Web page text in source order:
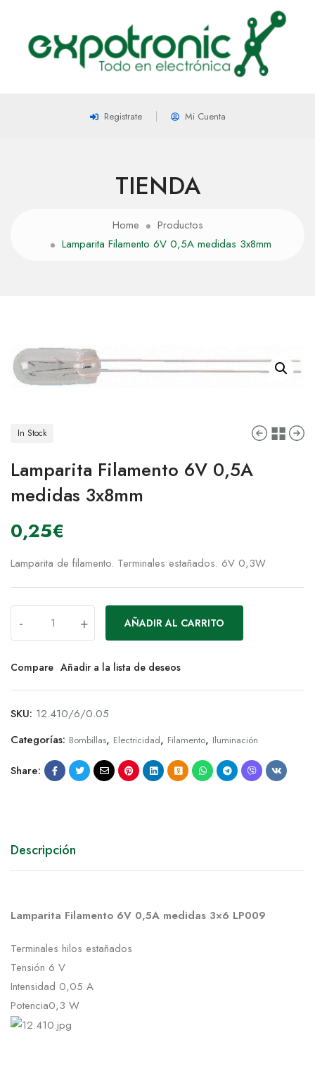
Registrate Mi Cuenta
TIENDA
Home
Productos
Lamparita Filamento 6V 0,5A medidas 3x8mm
In Stock
Lamparita Filamento 6V 0,5A
medidas 3x8mm
0,25€
Lamparita de filamento. Terminales estañados. 6V 0,3W
- + AÑADIR AL CARRITO
Compare Añadir a la lista de deseos
SKU: 12.410/6/0.05
Categorías: Bombillas, Electricidad, Filamento, Iluminación
Share:
Descripción
Lamparita Filamento 6V 0,5A medidas 3×6 LP009
Terminales hilos estañados
Tensión 6 V
Intensidad 0,05 A
Potencia0,3 W